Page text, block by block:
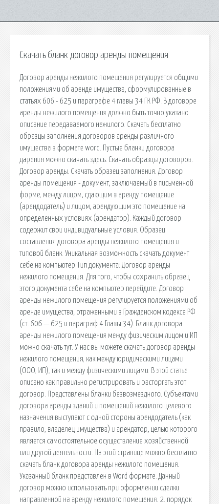
Скачать бланк договор аренды помещения
Договор аренды нежилого помещения регулируется общими
положениями об аренде имущества, сформулированные в
статьях 606 - 625 и параграфе 4 главы 34 ГК РФ. В договоре
аренды нежилого помещения должно быть точно указано
описание передаваемого нежилого. Скачать бесплатно
образцы заполнения договоров аренды различного
имущества в формате word. Пустые бланки договора
дарения можно скачать здесь. Скачать образцы договоров.
Договор аренды. Скачать образец заполнения. Договор
аренды помещения - документ, заключаемый в письменной
форме, между лицом, сдающим в аренду помещение
(арендодатель) и лицом, арендующим это помещение на
определенных условиях (арендатор). Каждый договор
содержит свои индивидуальные условия. Образец
составления договора аренды нежилого помещения и
типовой бланк. Уникальная возможность скачать документ
себе на компьютер Тип документа: Договор аренды
нежилого помещения. Для того, чтобы сохранить образец
этого документа себе на компьютер перейдите. Договор
аренды нежилого помещения регулируется положениями об
аренде имущества, отраженными в Гражданском кодексе РФ
(ст. 606 — 625 и параграф 4 Главы 34). Бланк договора
аренды нежилого помещения между физическим лицом и ИП
можно скачать тут. У нас вы можете скачать договор аренды
нежилого помещения, как между юридическими лицами
(ООО, ИП), так и между физическими лицами. В этой статье
описано как правильно регистрировать и расторгать этот
договор. Представлены бланки безвозмездного. Субъектами
договора аренды зданий и помещений нежилого целевого
назначения выступают с одной стороны арендодатель (как
правило, владелец имущества) и арендатор, целью которого
является самостоятельное осуществление хозяйственной
или другой деятельности. На этой странице можно бесплатно
скачать бланк договора аренды нежилого помещения.
Указанный бланк представлен в Word формате. Данный
договор можно использовать при оформлении сделки
направленной на аренду нежилого помещения. 2. порядок